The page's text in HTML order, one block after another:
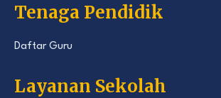
Tenaga Pendidik
Daftar Guru
Layanan Sekolah